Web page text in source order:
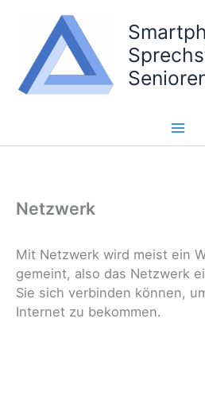
springen
Netzwerk
Mit Netzwerk wird meist ein
gemeint, also das Netzwerk
Sie sich verbinden können,
Internet zu bekommen.